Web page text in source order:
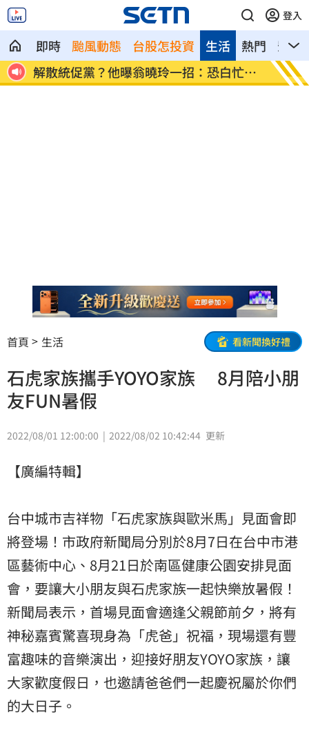
登入
即時 颱風動態 台股怎投資 熱門 影音
生活
解散統促黨？他曝翁曉玲一招：恐白忙一
場
疫苗
聲
首頁 生活 看新聞換好禮
石虎家族攜手YOYO家族 8月陪小朋
友FUN暑假
2022/08/01 12:00:00 2022/08/02 10:42:44 更新
【廣編特輯】
台中城市吉祥物「石虎家族與歐米馬」見面會即
將登場！市政府新聞局分別於8月7日在台中市港
區藝術中心、8月21日於南區健康公園安排見面
會，要讓大小朋友與石虎家族一起快樂放暑假！
新聞局表示，首場見面會適逢父親節前夕，將有
神秘嘉賓驚喜現身為「虎爸」祝福，現場還有豐
富趣味的音樂演出，迎接好朋友YOYO家族，讓
大家歡度假日，也邀請爸爸們一起慶祝屬於你們
的大日子。